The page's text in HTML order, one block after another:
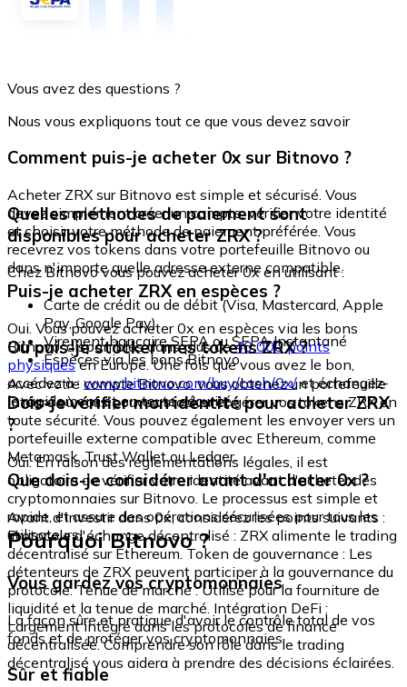
Vous avez des questions ?
Nous vous expliquons tout ce que vous devez savoir
Comment puis-je acheter 0x sur Bitnovo ?
Acheter ZRX sur Bitnovo est simple et sécurisé. Vous
devez simplement créer un compte, vérifier votre identité
et choisir votre méthode de paiement préférée. Vous
recevrez vos tokens dans votre portefeuille Bitnovo ou
dans n'importe quelle adresse externe compatible.
Quelles méthodes de paiement sont
disponibles pour acheter ZRX ?
Chez Bitnovo vous pouvez acheter 0x en utilisant :
Carte de crédit ou de débit (Visa, Mastercard, Apple
Pay, Google Pay)
Virement bancaire SEPA ou SEPA Instantané
Espèces via les bons Bitnovo
Puis-je acheter ZRX en espèces ?
Oui. Vous pouvez acheter 0x en espèces via les bons
Bitnovo, disponibles dans plus de40 000 points
physiquesen Europe. Une fois que vous avez le bon,
accédez à : www.bitnovo.com/buy/cash/0x/et échangez-
le rapidement et en toute sécurité.
Où puis-je stocker mes tokens ZRX ?
Avec votre compte Bitnovo, vous obtenez un portefeuille
intégré où vous pouvez stocker et gérer vos tokens ZRX en
toute sécurité. Vous pouvez également les envoyer vers un
portefeuille externe compatible avec Ethereum, comme
Metamask, Trust Wallet ou Ledger.
Dois-je vérifier mon identité pour acheter ZRX
?
Oui. En raison des réglementations légales, il est
obligatoire de vérifier votre identité avant d'acheter des
cryptomonnaies sur Bitnovo. Le processus est simple et
rapide, et assure des opérations sécurisées pour tous les
utilisateurs.
Que dois-je considérer avant d'acheter 0x ?
Avant d'investir dans 0x, considérez les points suivants :
Protocole d'échange décentralisé : ZRX alimente le trading
décentralisé sur Ethereum. Token de gouvernance : Les
détenteurs de ZRX peuvent participer à la gouvernance du
protocole. Tenue de marché : Utilisé pour la fourniture de
liquidité et la tenue de marché. Intégration DeFi :
Largement intégré dans les protocoles de finance
décentralisée. Comprendre son rôle dans le trading
décentralisé vous aidera à prendre des décisions éclairées.
Pourquoi Bitnovo ?
Vous gardez vos cryptomonnaies
La façon sûre et pratique d'avoir le contrôle total de vos
fonds et de protéger vos cryptomonnaies.
Sûr et fiable